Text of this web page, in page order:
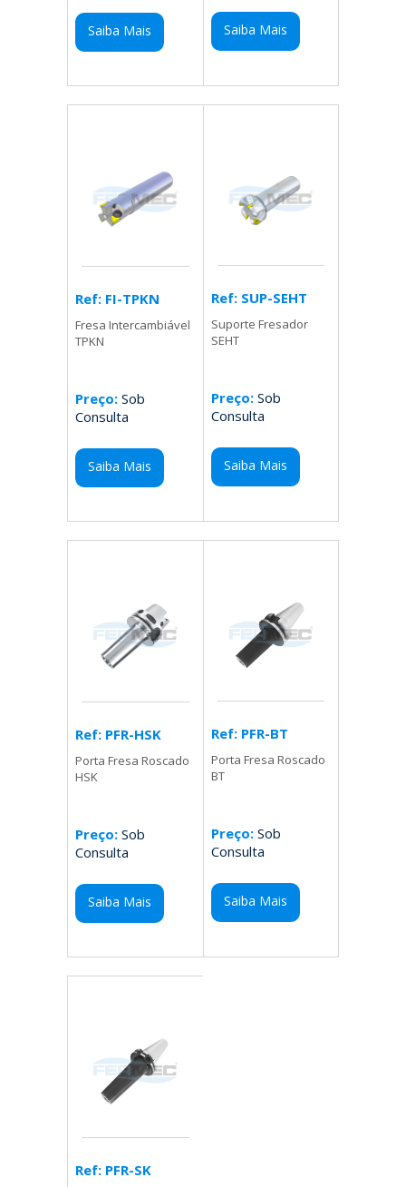
Saiba Mais Saiba Mais
Ref: FI-TPKN
Fresa Intercambiável
TPKN
Preço: Sob
Consulta
Saiba Mais
Ref: SUP-SEHT
Suporte Fresador
SEHT
Preço:Sob
Consulta
Saiba Mais
Ref: PFR-HSK
Porta Fresa Roscado
HSK
Preço: Sob
Consulta
Saiba Mais
Ref: PFR-BT
Porta Fresa Roscado
BT
Preço:Sob
Consulta
Saiba Mais
Ref: PFR-SK